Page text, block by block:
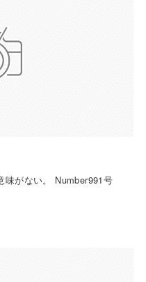
味がない。 Number991号